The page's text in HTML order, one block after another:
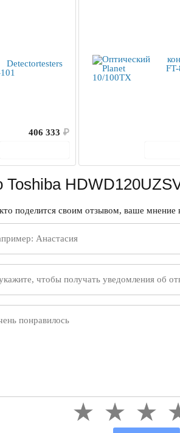
406 333 ₽
поделится своим отзывом, ваше мнение